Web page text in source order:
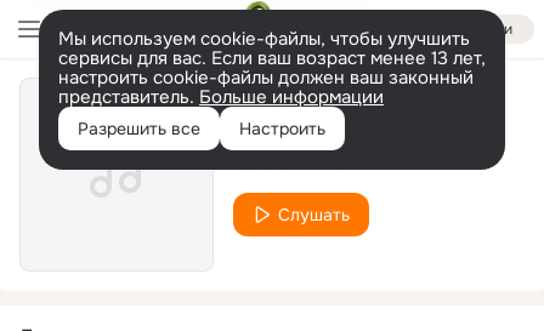
Войти
Мы используем cookie-файлы, чтобы улучшить
сервисы для вас. Если ваш возраст менее 13 лет,
настроить cookie-файлы должен ваш законный
представитель. Больше информации
Разрешить все Настроить
Надо жить
Слушать